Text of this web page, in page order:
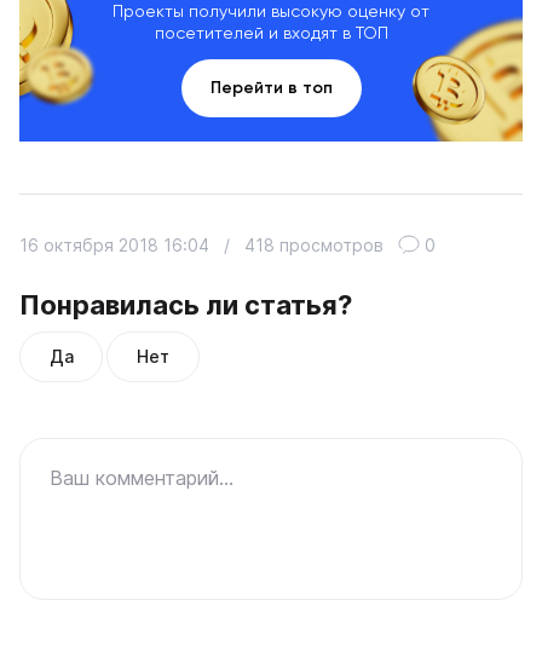
Проекты получили высокую оценку от
посетителей и входят в ТОП
Перейти в топ
Понравилась ли статья?
Да Нет
16 октября 2018 16:04 / 418 просмотров 0
Ваш комментарий...